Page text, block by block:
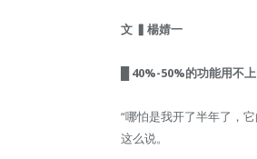
文 ▍楊婧一
█ 40%-50%的功能用不上
“哪怕是我开了半年了，
这么说。